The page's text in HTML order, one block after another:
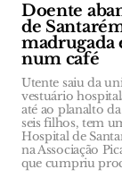
Doente
de
madrugada
num café
Utente saiu da
vestuário
até ao planalto
seis filhos, tem
Hospital de
na Associação
que cumpriu